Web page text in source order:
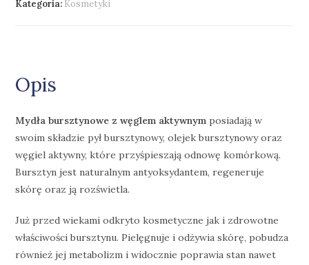
Kategoria: Kosmetyki
Opis
Mydła bursztynowe z węglem aktywnym posiadają w
swoim składzie pył bursztynowy, olejek bursztynowy oraz
węgiel aktywny, które przyśpieszają odnowę komórkową.
Bursztyn jest naturalnym antyoksydantem, regeneruje
skórę oraz ją rozświetla.
Już przed wiekami odkryto kosmetyczne jak i zdrowotne
właściwości bursztynu. Pielęgnuje i odżywia skórę, pobudza
również jej metabolizm i widocznie poprawia stan nawet